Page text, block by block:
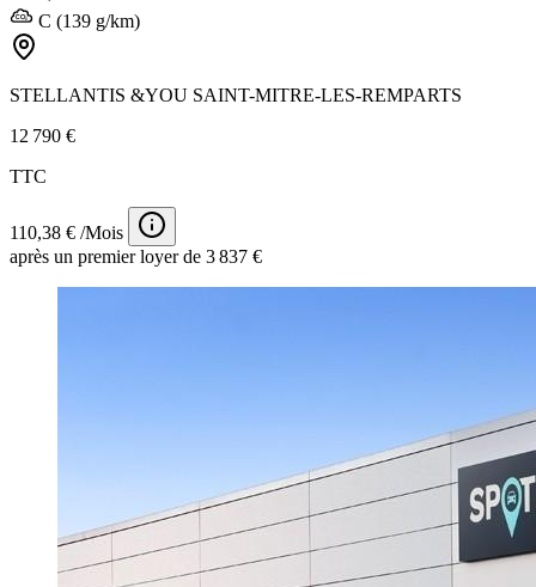
C (139 g/km)
STELLANTIS &YOU SAINT-MITRE-LES-REMPARTS
12 790 €
TTC
110,38 € /Mois
après un premier loyer de 3 837 €